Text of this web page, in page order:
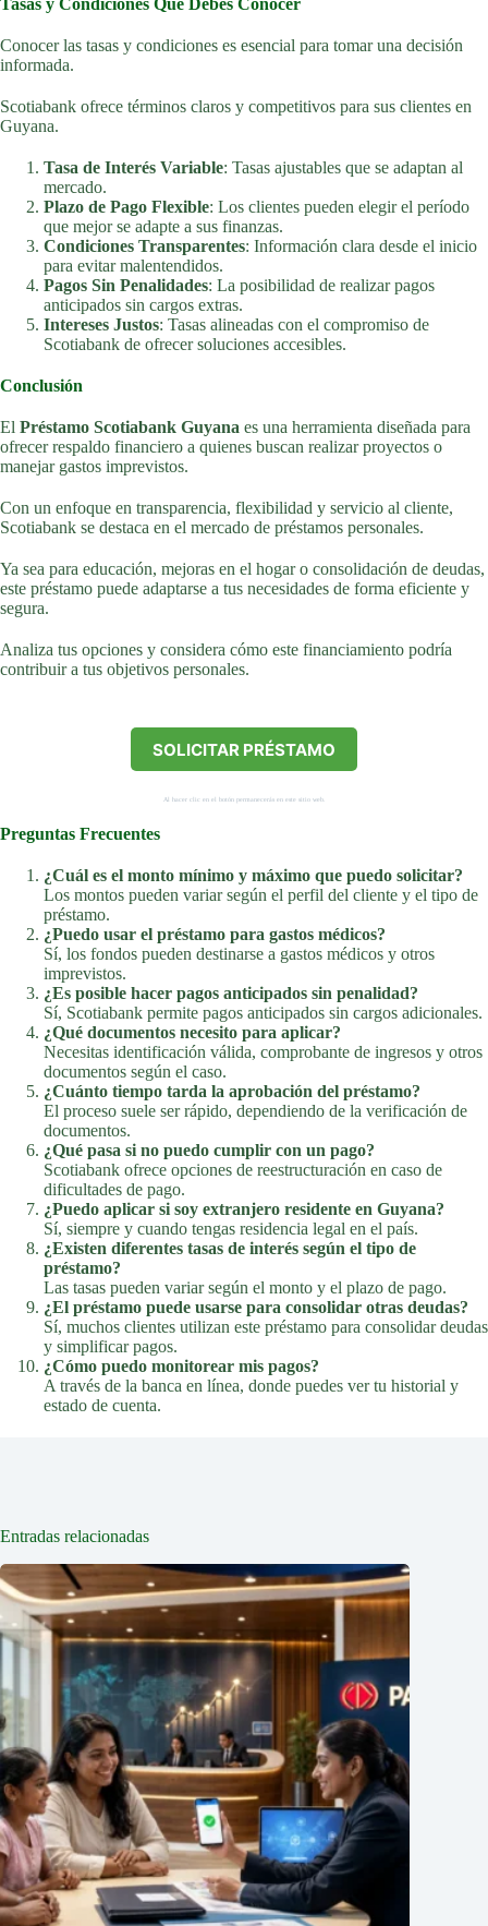
Tasas y Condiciones Que Debes Conocer
Conocer las tasas y condiciones es esencial para tomar una decisión
informada.
Scotiabank ofrece términos claros y competitivos para sus clientes en
Guyana.
Tasa de Interés Variable: Tasas ajustables que se adaptan al
mercado.
Plazo de Pago Flexible: Los clientes pueden elegir el período
que mejor se adapte a sus finanzas.
Condiciones Transparentes: Información clara desde el inicio
para evitar malentendidos.
Pagos Sin Penalidades: La posibilidad de realizar pagos
anticipados sin cargos extras.
Intereses Justos: Tasas alineadas con el compromiso de
Scotiabank de ofrecer soluciones accesibles.
Conclusión
El Préstamo Scotiabank Guyana es una herramienta diseñada para
ofrecer respaldo financiero a quienes buscan realizar proyectos o
manejar gastos imprevistos.
Con un enfoque en transparencia, flexibilidad y servicio al cliente,
Scotiabank se destaca en el mercado de préstamos personales.
Ya sea para educación, mejoras en el hogar o consolidación de deudas,
este préstamo puede adaptarse a tus necesidades de forma eficiente y
segura.
Analiza tus opciones y considera cómo este financiamiento podría
contribuir a tus objetivos personales.
SOLICITAR PRÉSTAMO
Al hacer clic en el botón permanecerás en este sitio web.
Preguntas Frecuentes
¿Cuál es el monto mínimo y máximo que puedo solicitar?
Los montos pueden variar según el perfil del cliente y el tipo de
préstamo.
¿Puedo usar el préstamo para gastos médicos?
Sí, los fondos pueden destinarse a gastos médicos y otros
imprevistos.
¿Es posible hacer pagos anticipados sin penalidad?
Sí, Scotiabank permite pagos anticipados sin cargos adicionales.
¿Qué documentos necesito para aplicar?
Necesitas identificación válida, comprobante de ingresos y otros
documentos según el caso.
¿Cuánto tiempo tarda la aprobación del préstamo?
El proceso suele ser rápido, dependiendo de la verificación de
documentos.
¿Qué pasa si no puedo cumplir con un pago?
Scotiabank ofrece opciones de reestructuración en caso de
dificultades de pago.
¿Puedo aplicar si soy extranjero residente en Guyana?
Sí, siempre y cuando tengas residencia legal en el país.
¿Existen diferentes tasas de interés según el tipo de
préstamo?
Las tasas pueden variar según el monto y el plazo de pago.
¿El préstamo puede usarse para consolidar otras deudas?
Sí, muchos clientes utilizan este préstamo para consolidar deudas
y simplificar pagos.
¿Cómo puedo monitorear mis pagos?
A través de la banca en línea, donde puedes ver tu historial y
estado de cuenta.
Entradas relacionadas